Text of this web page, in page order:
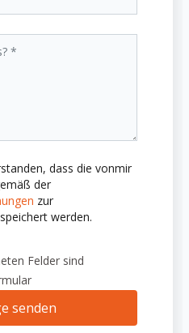
dass die vonmir
der
zur
werden.
Felder sind
senden